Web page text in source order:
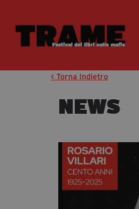
< Torna Indietro
NEWS